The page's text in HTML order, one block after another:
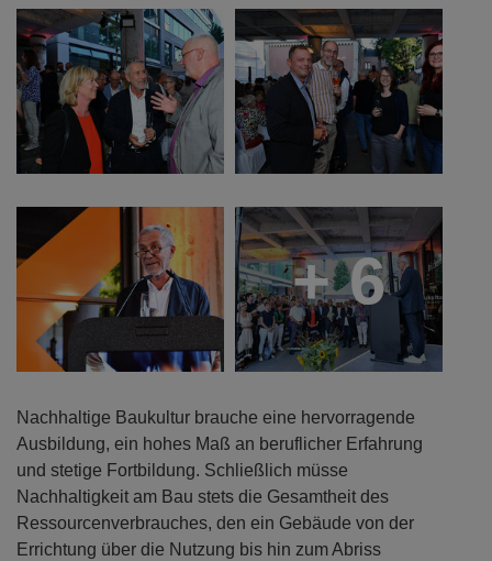
+ 6
Nachhaltige Baukultur brauche eine hervorragende
Ausbildung, ein hohes Maß an beruflicher Erfahrung
und stetige Fortbildung. Schließlich müsse
Nachhaltigkeit am Bau stets die Gesamtheit des
Ressourcenverbrauches, den ein Gebäude von der
Errichtung über die Nutzung bis hin zum Abriss